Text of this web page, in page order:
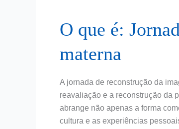
O que é:
materna
A jornada de reconstrução da
reavaliação e a reconstrução da
abrange não apenas a forma
cultura e as experiências